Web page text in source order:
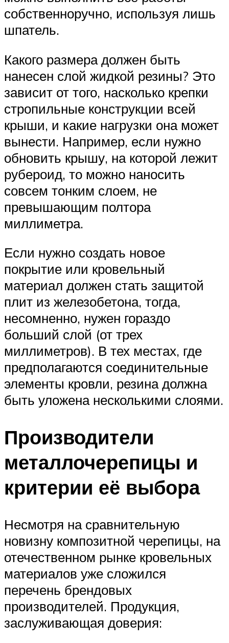
собственноручно, используя лишь
шпатель.
Какого размера должен быть
нанесен слой жидкой резины? Это
зависит от того, насколько крепки
стропильные конструкции всей
крыши, и какие нагрузки она может
вынести. Например, если нужно
обновить крышу, на которой лежит
рубероид, то можно наносить
совсем тонким слоем, не
превышающим полтора
миллиметра.
Если нужно создать новое
покрытие или кровельный
материал должен стать защитой
плит из железобетона, тогда,
несомненно, нужен гораздо
больший слой (от трех
миллиметров). В тех местах, где
предполагаются соединительные
элементы кровли, резина должна
быть уложена несколькими слоями.
Производители
металлочерепицы и
критерии её выбора
Несмотря на сравнительную
новизну композитной черепицы, на
отечественном рынке кровельных
материалов уже сложился
перечень брендовых
производителей. Продукция,
заслуживающая доверия: